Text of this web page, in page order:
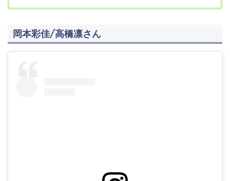
岡本彩佳/高橋凛さん